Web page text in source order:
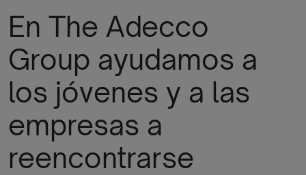
En The Adecco
Group ayudamos a
los jóvenes y a las
empresas a
reencontrarse